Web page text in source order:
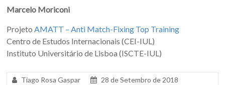
Marcelo Moriconi
ProjetoAMATT – Anti Match-Fixing Top Training
Centro de Estudos Internacionais (CEI-IUL)
Instituto Universitário de Lisboa (ISCTE-IUL)
Tiago Rosa Gaspar
28 de Setembro de 2018